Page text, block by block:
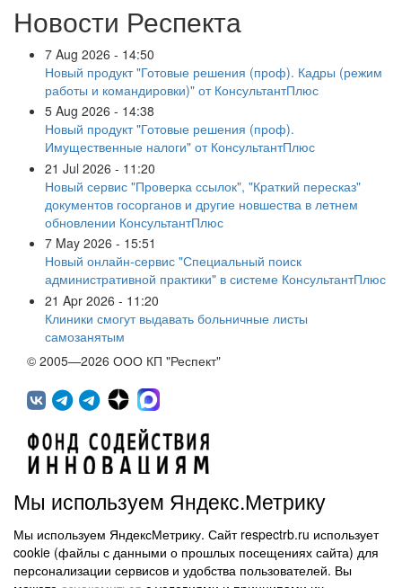
Новости Респекта
7 Aug 2026 - 14:50
Новый продукт "Готовые решения (проф). Кадры (режим
работы и командировки)" от КонсультантПлюс
5 Aug 2026 - 14:38
Новый продукт "Готовые решения (проф).
Имущественные налоги" от КонсультантПлюс
21 Jul 2026 - 11:20
Новый сервис "Проверка ссылок", "Краткий пересказ"
документов госорганов и другие новшества в летнем
обновлении КонсультантПлюс
7 May 2026 - 15:51
Новый онлайн-сервис "Специальный поиск
административной практики" в системе КонсультантПлюс
21 Apr 2026 - 11:20
Клиники смогут выдавать больничные листы
самозанятым
© 2005—2026 ООО КП "Респект"
450071, г.Уфа, ул. 50 лет СССР, д.48 корп.1, офис 307
(347) 291 20 70
Контактная информация
Мы используем Яндекс.Метрику
Мы используем ЯндексМетрику. Сайт respectrb.ru использует
cookie (файлы с данными о прошлых посещениях сайта) для
персонализации сервисов и удобства пользователей. Вы